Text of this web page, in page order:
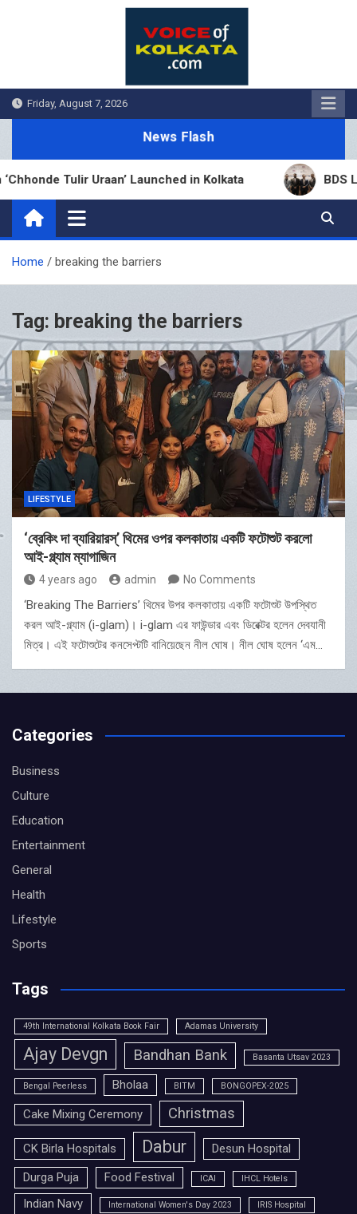
Friday, August 7, 2026
News Flash
Tulir Uraan’ Launched in Kolkata BDS
Home breaking the barriers
Tag: breaking the barriers
LIFESTYLE
‘ব্রেকিং দা ব্যারিয়ারস্’ থিমের ওপর কলকাতায় একটি ফটোশুট করলো
আই-গ্ল্যাম ম্যাগাজিন
4 years ago admin No Comments
‘Breaking The Barriers’ থিমের উপর কলকাতায় একটি ফটোশুট উপস্থিত
করল আই-গ্ল্যাম (i-glam)। i-glam এর ফাউন্ডার এবং ডিরেক্টর হলেন দেবযানী
মিত্র। এই ফটোশুটের কনসেপ্টটি বানিয়েছেন নীল ঘোষ। নীল ঘোষ হলেন ‘এম…
Categories
Business
Culture
Education
Entertainment
General
Health
Lifestyle
Sports
Tags
49th International Kolkata Book Fair Adamas University
Ajay Devgn Bandhan Bank Basanta Utsav 2023
Bengal Peerless Bholaa BITM BONGOPEX-2025
Cake Mixing Ceremony Christmas
CK Birla Hospitals Dabur
Desun Hospital
Durga Puja
Food Festival ICAI IHCL Hotels
Indian Navy International Women's Day 2023 IRIS Hospital